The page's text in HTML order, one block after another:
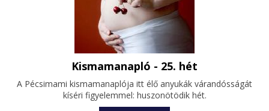
Kismamanapló - 25. hét
A Pécsimami kismamanaplója itt élő anyukák várandósságát
kíséri figyelemmel: huszonötödik hét.